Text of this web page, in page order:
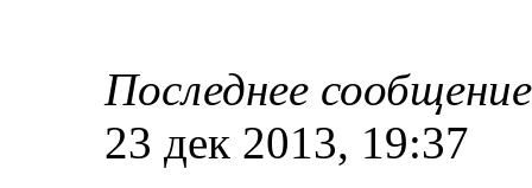
Последнее сообщение
23 дек 2013, 19:37